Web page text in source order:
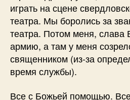
играть на сцене
театра. Мы боролись за
театра. Потом меня, слава
армию, а там у меня
священником (из-за
время службы).
Все с Божьей помощью.